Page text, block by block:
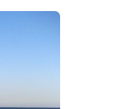
de deux
une ville
chemin vers les